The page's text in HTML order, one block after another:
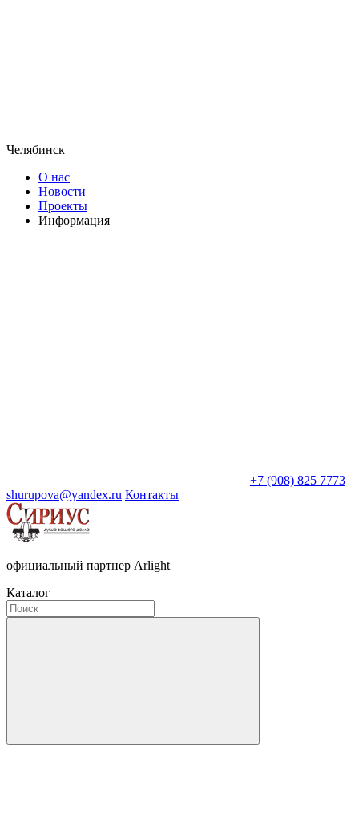
Челябинск
О нас
Новости
Проекты
Информация
+7 (908) 825 7773
shurupova@yandex.ru Контакты
официальный партнер Arlight
Каталог